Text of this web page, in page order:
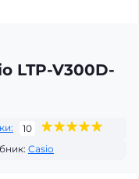
LTP-V300D-
10
Casio